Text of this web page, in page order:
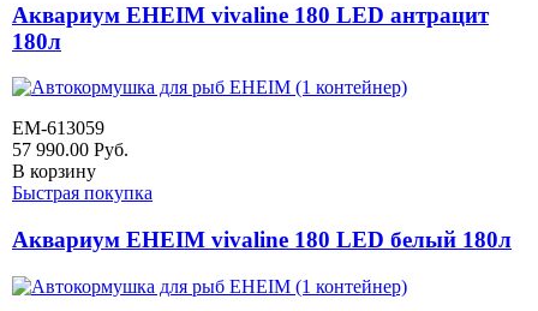
Аквариум EHEIM vivaline 180 LED антрацит
180л
EM-613059
57 990.00 Руб.
В корзину
Быстрая покупка
Аквариум EHEIM vivaline 180 LED белый 180л